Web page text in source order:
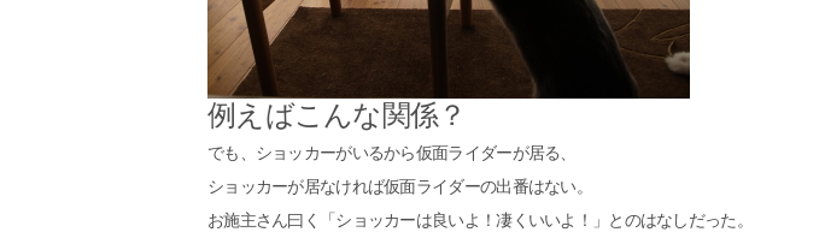
例えばこんな関係？
でも、ショッカーがいるから仮面ライダーが居る、
ショッカーが居なければ仮面ライダーの出番はない。
お施主さん曰く「ショッカーは良いよ！凄くいいよ！」とのはなしだった。